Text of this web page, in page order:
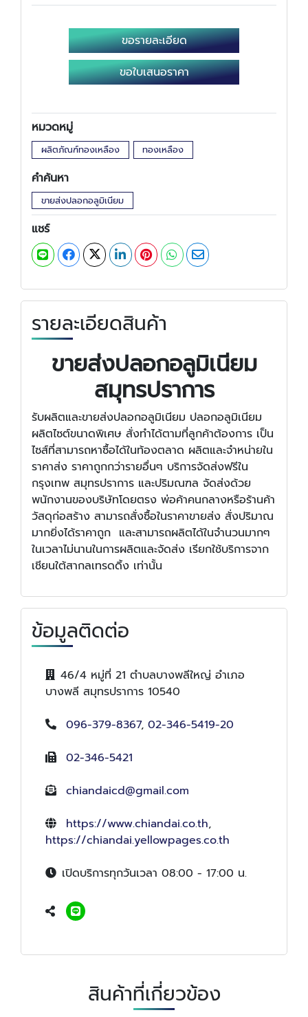
ขอรายละเอียด
ขอใบเสนอราคา
หมวดหมู่
ผลิตภัณฑ์ทองเหลือง ทองเหลือง
คำค้นหา
ขายส่งปลอกอลูมิเนียม
แชร์
รายละเอียดสินค้า
ขายส่งปลอกอลูมิเนียม
สมุทรปราการ
รับผลิตและขายส่งปลอกอลูมิเนียม ปลอกอลูมิเนียม
ผลิตไซต์ขนาดพิเศษ สั่งทำได้ตามที่ลูกค้าต้องการ เป็น
ไซส์ที่สามารถหาซื้อได้ในท้องตลาด ผลิตและจำหน่ายใน
ราคาส่ง ราคาถูกกว่ารายอื่นๆ บริการจัดส่งฟรีใน
กรุงเทพ สมุทรปราการ และปริมณฑล จัดส่งด้วย
พนักงานของบริษัทโดยตรง พ่อค้าคนกลางหรือร้านค้า
วัสดุก่อสร้าง สามารถสั่งซื้อในราคาขายส่ง สั่งปริมาณ
มากยิ่งได้ราคาถูก และสามารถผลิตได้ในจำนวนมากๆ
ในเวลาไม่นานในการผลิตและจัดส่ง เรียกใช้บริการจาก
เชียนใต้สากลเทรดดิ้ง เท่านั้น
ข้อมูลติดต่อ
46/4 หมู่ที่ 21 ตำบลบางพลีใหญ่ อำเภอ
บางพลี สมุทรปราการ 10540
096-379-8367, 02-346-5419-20
02-346-5421
chiandaicd@gmail.com
https://www.chiandai.co.th,
https://chiandai.yellowpages.co.th
เปิดบริการทุกวันเวลา 08:00 - 17:00 น.
สินค้าที่เกี่ยวข้อง